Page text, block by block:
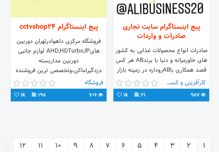
پیج اینستاگرام سایت تجاری
صادرات و واردات
صادرات انواع محصولات غذایی به کشور
های خاورمیانه و دنیا با برندAB هر کس
قصد همکاری باABروداره در زمینه بازار
یابی و فروش به تیم مدیریتی پیام بدن
کارآفرینی و کسب و کار
21
1k
پیج اینستاگرام cctvshop24
فروشگاه مرکزی داهوادرتهران دوربین
هایAHD,HDTurbo,IP لوازم جانبی
دوربین مداربسته
دزدگیراماکن،وتخصصی ترین فروشنده
براکت های TV,Monitor
Tell:02166761053
فروشگاه
198
1k
1
2
3
4
5
6
7
8
9
10
11
12